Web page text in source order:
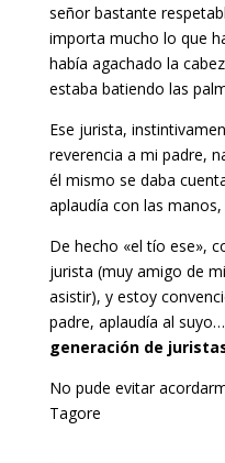
señor bastante
importa mucho lo que
había agachado la
estaba batiendo las
Ese jurista,
reverencia a mi padre,
él mismo se daba
aplaudía con las manos,
De hecho «el tío ese»,
jurista (muy amigo de
asistir), y estoy
padre, aplaudía al
generación de
No pude evitar
Tagore